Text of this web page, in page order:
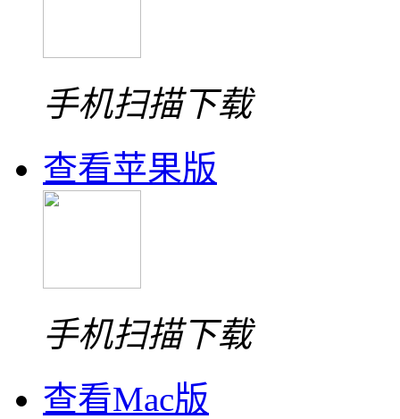
手机扫描下载
查看苹果版
手机扫描下载
查看Mac版